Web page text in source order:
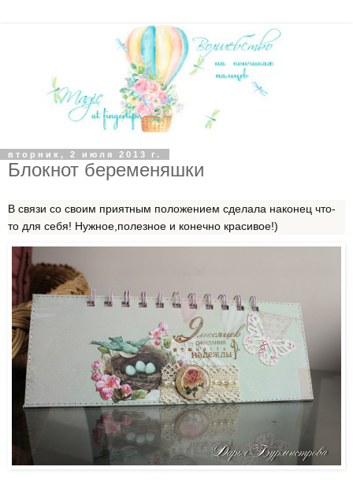
вторник, 2 июля 2013 г.
Блокнот беременяшки
В связи со своим приятным положением сделала наконец что-
то для себя! Нужное,полезное и конечно красивое!)